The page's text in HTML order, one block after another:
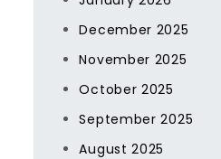
December 2025
November 2025
October 2025
September 2025
August 2025